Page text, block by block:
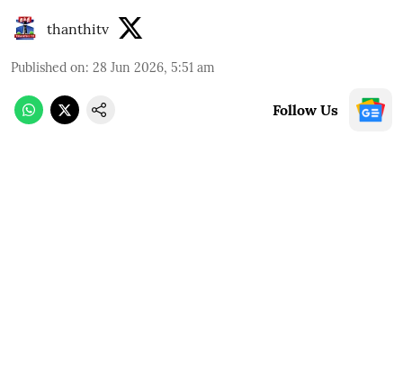
thanthitv
Published on: 28 Jun 2026, 5:51 am
Follow Us